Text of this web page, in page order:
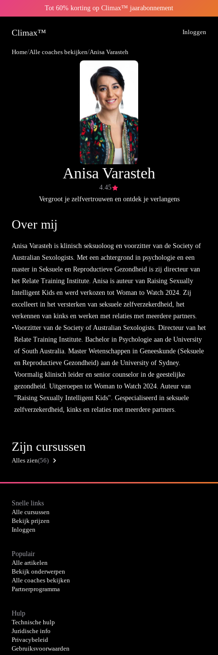
Tot 60% korting op Climax™ jaarabonnement
Climax™ Inloggen
Home/Alle coaches bekijken/Anisa Varasteh
Anisa Varasteh
4.45
Vergroot je zelfvertrouwen en ontdek je verlangens
Over mij
Anisa Varasteh is klinisch seksuoloog en voorzitter van de Society of
Australian Sexologists. Met een achtergrond in psychologie en een
master in Seksuele en Reproductieve Gezondheid is zij directeur van
het Relate Training Institute. Anisa is auteur van Raising Sexually
Intelligent Kids en werd verkozen tot Woman to Watch 2024. Zij
excelleert in het versterken van seksuele zelfverzekerdheid, het
verkennen van kinks en werken met relaties met meerdere partners.
•Voorzitter van de Society of Australian Sexologists. Directeur van het
Relate Training Institute. Bachelor in Psychologie aan de University
of South Australia. Master Wetenschappen in Geneeskunde (Seksuele
en Reproductieve Gezondheid) aan de University of Sydney.
Voormalig klinisch leider en senior counselor in de geestelijke
gezondheid. Uitgeroepen tot Woman to Watch 2024. Auteur van
"Raising Sexually Intelligent Kids". Gespecialiseerd in seksuele
zelfverzekerdheid, kinks en relaties met meerdere partners.
Zijn cursussen
Alles zien(56)
Snelle links
Alle cursussen
Bekijk prijzen
Inloggen
Populair
Alle artikelen
Bekijk onderwerpen
Alle coaches bekijken
Partnerprogramma
Hulp
Technische hulp
Juridische info
Privacybeleid
Gebruiksvoorwaarden